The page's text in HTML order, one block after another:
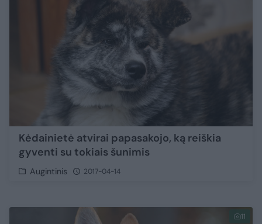
Kėdainietė atvirai papasakojo, ką reiškia
gyventi su tokiais šunimis
Augintinis 2017-04-14
11